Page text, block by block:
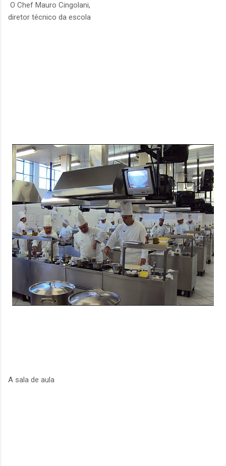
O Chef Mauro Cingolani,
diretor técnico da escola
A sala de aula